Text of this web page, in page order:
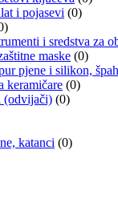
i pojasevi (0)
i sredstva za
maske (0)
pjene i silikon,
keramičare (0)
(odvijači) (0)
katanci (0)